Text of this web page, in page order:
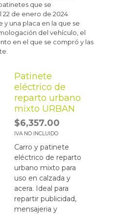
que se
de enero de 2024
y una placa en la que se
del vehículo, el
en el que se compró y las
Patinete
eléctrico de
reparto urbano
mixto URBAN
$6,357.00
IVA NO INCLUIDO
Carro y patinete
eléctrico de reparto
urbano mixto para
uso en calzada y
acera. Ideal para
repartir publicidad,
mensajeria y